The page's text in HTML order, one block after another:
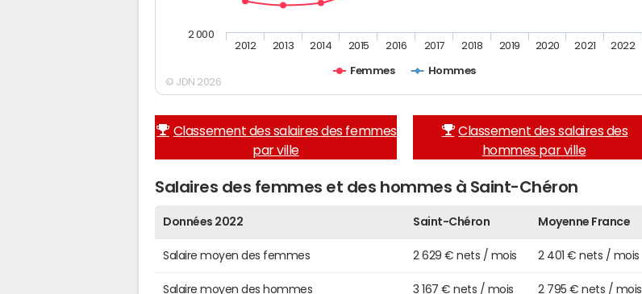
Femmes Hommes
2012 2013 2014 2015 2016 2017 2018 2019 2020 2021 2022
2 000
© JDN 2026
Classement des salaires des femmes
par ville
Classement des salaires des
hommes par ville
Salaires des femmes et des hommes à Saint-Chéron
Données 2022 Saint-Chéron Moyenne France
Salaire moyen des femmes 2 629 € nets / mois 2 401 € nets / mois
Salaire moyen des hommes 3 167 € nets / mois 2 795 € nets / mois